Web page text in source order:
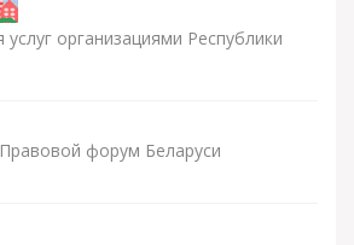
услуг организациями Республики
Правовой форум Беларуси